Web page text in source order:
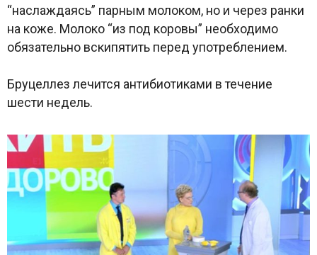
“наслаждаясь” парным молоком, но и через ранки
на коже. Молоко “из под коровы” необходимо
обязательно вскипятить перед употреблением.
Бруцеллез лечится антибиотиками в течение
шести недель.